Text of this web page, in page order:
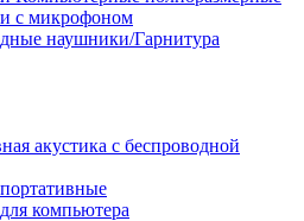
с микрофоном
наушники/Гарнитура
акустика с беспроводной
компьютера